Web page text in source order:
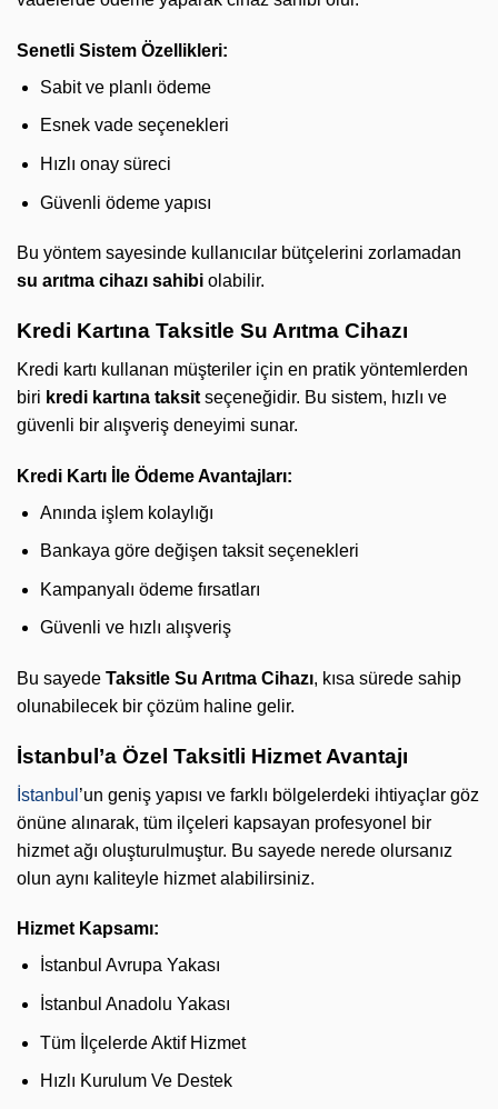
Senetli Sistem Özellikleri:
Sabit ve planlı ödeme
Esnek vade seçenekleri
Hızlı onay süreci
Güvenli ödeme yapısı
Bu yöntem sayesinde kullanıcılar bütçelerini zorlamadan
su arıtma cihazı sahibi olabilir.
Kredi Kartına Taksitle Su Arıtma Cihazı
Kredi kartı kullanan müşteriler için en pratik yöntemlerden
biri kredi kartına taksit seçeneğidir. Bu sistem, hızlı ve
güvenli bir alışveriş deneyimi sunar.
Kredi Kartı İle Ödeme Avantajları:
Anında işlem kolaylığı
Bankaya göre değişen taksit seçenekleri
Kampanyalı ödeme fırsatları
Güvenli ve hızlı alışveriş
Bu sayede Taksitle Su Arıtma Cihazı, kısa sürede sahip
olunabilecek bir çözüm haline gelir.
İstanbul’a Özel Taksitli Hizmet Avantajı
İstanbul ’un geniş yapısı ve farklı bölgelerdeki ihtiyaçlar göz
önüne alınarak, tüm ilçeleri kapsayan profesyonel bir
hizmet ağı oluşturulmuştur. Bu sayede nerede olursanız
olun aynı kaliteyle hizmet alabilirsiniz.
Hizmet Kapsamı:
İstanbul Avrupa Yakası
İstanbul Anadolu Yakası
Tüm İlçelerde Aktif Hizmet
Hızlı Kurulum Ve Destek